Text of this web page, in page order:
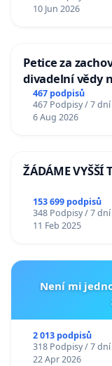
10 Jun 2026
Petice za
divadelní vědy
467 podpisů
467 Podpisy / 7 dní
6 Aug 2026
ŽÁDÁME VYŠŠÍ
153 699 podpisů
348 Podpisy / 7 dní
11 Feb 2025
Není mi
2 013 podpisů
318 Podpisy / 7 dní
22 Apr 2026